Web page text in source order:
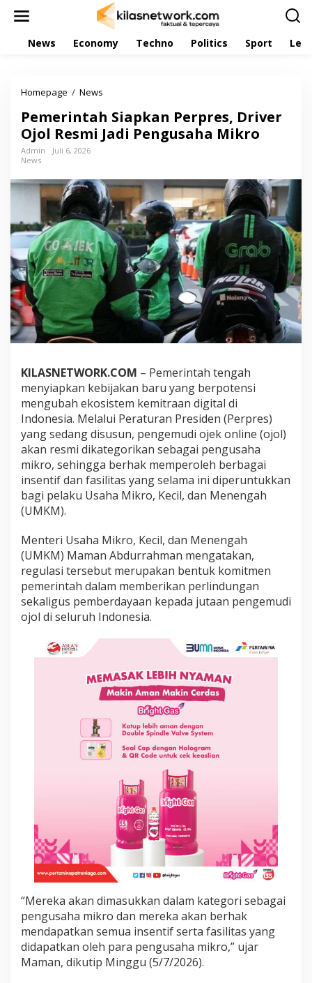
News Economy Techno Politics Sport
Homepage / News
m
e
r
t
a
h
S
i
a
p
k
a
n
p
e
s
,
D
r
i
v
e
r
O
j
e
s
m
i
J
a
d
n
g
u
a
a
M
Pemerintah Siapkan Perpres, Driver
Ojol Resmi Jadi Pengusaha Mikro
Admin
Juli 6, 2026
News
KILASNETWORK.COM – Pemerintah tengah
menyiapkan kebijakan baru yang berpotensi
mengubah ekosistem kemitraan digital di
Indonesia. Melalui Peraturan Presiden (Perpres)
yang sedang disusun, pengemudi ojek online (ojol)
akan resmi dikategorikan sebagai pengusaha
mikro, sehingga berhak memperoleh berbagai
insentif dan fasilitas yang selama ini diperuntukkan
bagi pelaku Usaha Mikro, Kecil, dan Menengah
(UMKM).
Menteri Usaha Mikro, Kecil, dan Menengah
(UMKM) Maman Abdurrahman mengatakan,
regulasi tersebut merupakan bentuk komitmen
pemerintah dalam memberikan perlindungan
sekaligus pemberdayaan kepada jutaan pengemudi
ojol di seluruh Indonesia.
“Mereka akan dimasukkan dalam kategori sebagai
pengusaha mikro dan mereka akan berhak
mendapatkan semua insentif serta fasilitas yang
didapatkan oleh para pengusaha mikro,” ujar
Maman, dikutip Minggu (5/7/2026).